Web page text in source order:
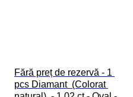
Fără preț de rezervă - 1
pcs Diamant  (Colorat